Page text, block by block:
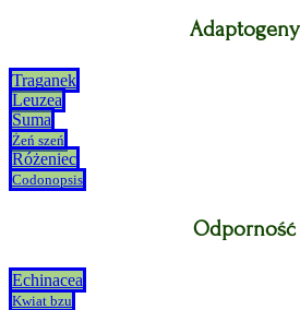
Adaptogeny
Traganek
Leuzea
Suma
Żeń szeń
Różeniec
Codonopsis
Odporność
Echinacea
Kwiat bzu